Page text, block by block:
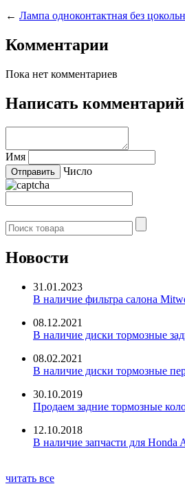
← Лампа одноконтактная без
Комментарии
Пока нет комментариев
Написать комментарий
Имя
Число
Новости
31.01.2023
В наличие фильтра салона
08.12.2021
В наличие диски тормозные
08.02.2021
В наличие диски тормозные
30.10.2019
Продаем задние тормозные
12.10.2018
В наличие запчасти для Honda
читать все